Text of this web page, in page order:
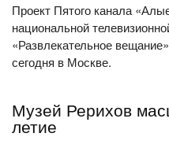
Проект Пятого канала
национальной
«Развлекательное
сегодня в Москве.
Музей Рерихов
летие